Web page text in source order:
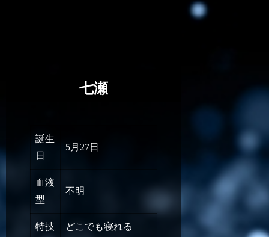
七瀬
誕生
日
5月27日
血液
型
不明
特技 どこでも寝れる